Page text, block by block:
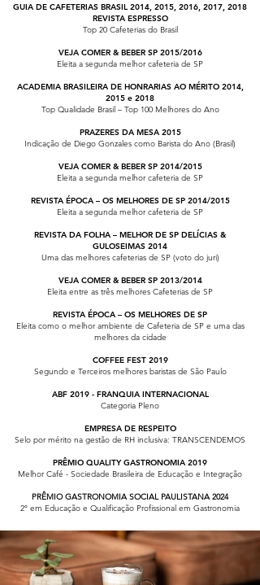
GUIA DE CAFETERIAS BRASIL 2014, 2015, 2016, 2017, 2018
REVISTA ESPRESSO
Top 20 Cafeterias do Brasil
VEJA COMER & BEBER SP 2015/2016
Eleita a segunda melhor cafeteria de SP
ACADEMIA BRASILEIRA DE HONRARIAS AO MÉRITO 2014,
2015 e 2018
Top Qualidade Brasil – Top 100 Melhores do Ano
PRAZERES DA MESA 2015
Indicação de Diego Gonzales como Barista do Ano (Brasil)
VEJA COMER & BEBER SP 2014/2015
Eleita a segunda melhor cafeteria de SP
REVISTA ÉPOCA – OS MELHORES DE SP 2014/2015
Eleita a segunda melhor cafeteria de SP
REVISTA DA FOLHA – MELHOR DE SP DELÍCIAS &
GULOSEIMAS 2014
Uma das melhores cafeterias de SP (voto do juri)
VEJA COMER & BEBER SP 2013/2014
Eleita entre as três melhores Cafeterias de SP
REVISTA ÉPOCA – OS MELHORES DE SP
Eleita como o melhor ambiente de Cafeteria de SP e uma das
melhores da cidade
COFFEE FEST 2019
Segundo e Terceiros melhores baristas de São Paulo
ABF 2019 - FRANQUIA INTERNACIONAL
Categoria Pleno
EMPRESA DE RESPEITO
Selo por mérito na gestão de RH inclusiva: TRANSCENDEMOS
PRÊMIO QUALITY GASTRONOMIA 2019
Melhor Café - Sociedade Brasileira de Educação e Integração
PRÊMIO GASTRONOMIA SOCIAL PAULISTANA 2024
2° em Educação e Qualificação Profissional em Gastronomia